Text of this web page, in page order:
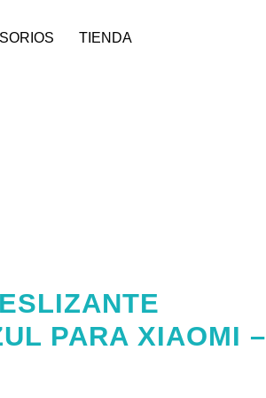
TIENDA
PARA XIAOMI –